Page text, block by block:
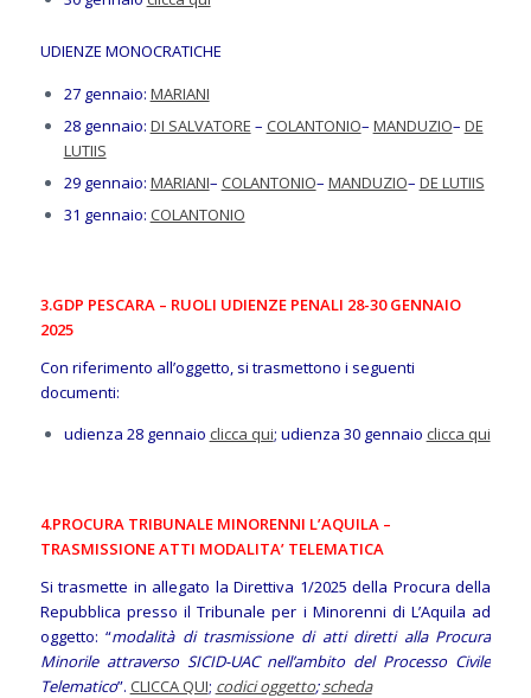
UDIENZE MONOCRATICHE
27 gennaio: MARIANI
28 gennaio: DI SALVATORE – COLANTONIO– MANDUZIO– DE
LUTIIS
29 gennaio: MARIANI– COLANTONIO– MANDUZIO– DE LUTIIS
31 gennaio: COLANTONIO
3.GDP PESCARA – RUOLI UDIENZE PENALI 28-30 GENNAIO
2025
Con riferimento all’oggetto, si trasmettono i seguenti
documenti:
udienza 28 gennaio clicca qui; udienza 30 gennaio clicca qui
4.PROCURA TRIBUNALE MINORENNI L’AQUILA –
TRASMISSIONE ATTI MODALITA’ TELEMATICA
Si trasmette in allegato la Direttiva 1/2025 della Procura della
Repubblica presso il Tribunale per i Minorenni di L’Aquila ad
oggetto: “modalità di trasmissione di atti diretti alla Procura
Minorile attraverso SICID-UAC nell’ambito del Processo Civile
Telematico”. CLICCA QUI; codici oggetto;scheda